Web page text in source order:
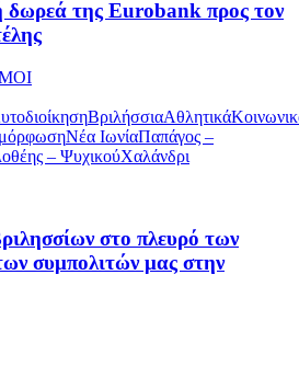
δωρεά της Eurobank προς τον
ΒριλήσσιαΑθλητικά
Νέα ΙωνίαΠαπάγος –
– ΨυχικούΧαλάνδρι
στο πλευρό των
συμπολιτών μας στην